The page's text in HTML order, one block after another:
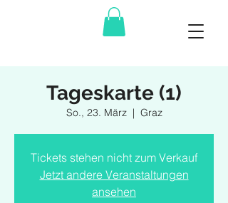
Tageskarte (1)
So., 23. März
  |
Graz
Tickets stehen nicht zum Verkauf
Jetzt andere Veranstaltungen
ansehen